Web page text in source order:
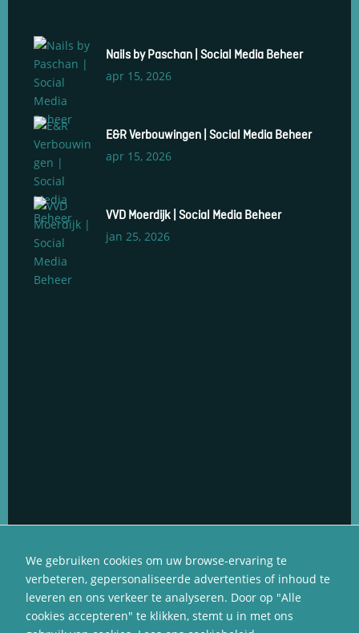
Nails by Paschan | Social Media Beheer
apr 15, 2026
E&R Verbouwingen | Social Media Beheer
apr 15, 2026
VVD Moerdijk | Social Media Beheer
jan 25, 2026
We gebruiken cookies om uw browse-ervaring te
verbeteren, gepersonaliseerde advertenties of inhoud te
leveren en ons verkeer te analyseren. Door op "Alle
cookies accepteren" te klikken, stemt u in met ons